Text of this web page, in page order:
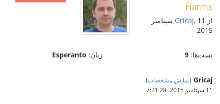
Ĥarms
از Gricaj , 11 سپتامبر
2015
پست‌ها: 9 زبان: Esperanto
Gricaj
(نمایش مشخصات)
11 سپتامبر 2015،‏ 7:21:28